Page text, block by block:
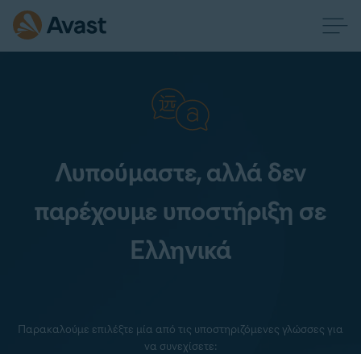
Λυπούμαστε, αλλά δεν
παρέχουμε υποστήριξη σε
Ελληνικά
Παρακαλούμε επιλέξτε μία από τις υποστηριζόμενες γλώσσες για
να συνεχίσετε: